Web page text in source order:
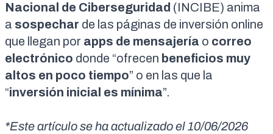
Nacional de Ciberseguridad (INCIBE) anima
a sospechar de las páginas de inversión online
que llegan por apps de mensajería o correo
electrónico donde “ofrecen beneficios muy
altos en poco tiempo” o en las que la
“inversión inicial es mínima”.
*Este artículo se ha actualizado el 10/06/2026